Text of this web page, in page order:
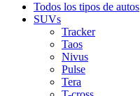
Todos los tipos de autos
SUVs
Tracker
Taos
Nivus
Pulse
Tera